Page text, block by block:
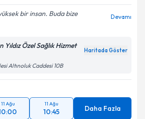
bir insan. Buda bize
Devamı
Özel Sağlık Hizmet
Haritada Göster
Altınoluk Caddesi 10B
11 Ağu 11 Ağu
10:45 Daha Fazla